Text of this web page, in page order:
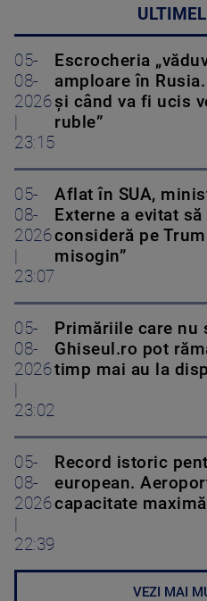
05-
08-
2026
23:15
Escrocheria
amploare în
și când va fi ucis
ruble”
05-
08-
2026
23:07
Aflat în SUA,
Externe a evitat
consideră pe
misogin”
05-
08-
2026
23:02
Primăriile care nu
Ghiseul.ro pot
timp mai au la
05-
08-
2026
22:39
Record istoric
european.
capacitate
VEZI MAI